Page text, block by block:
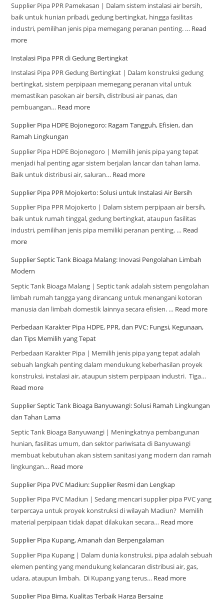
Supplier Pipa PPR Pamekasan | Dalam sistem instalasi air bersih,
baik untuk hunian pribadi, gedung bertingkat, hingga fasilitas
industri, pemilihan jenis pipa memegang peranan penting. … Read
more
Instalasi Pipa PPR di Gedung Bertingkat
Instalasi Pipa PPR Gedung Bertingkat | Dalam konstruksi gedung
bertingkat, sistem perpipaan memegang peranan vital untuk
memastikan pasokan air bersih, distribusi air panas, dan
pembuangan… Read more
Supplier Pipa HDPE Bojonegoro: Ragam Tangguh, Efisien, dan
Ramah Lingkungan
Supplier Pipa HDPE Bojonegoro | Memilih jenis pipa yang tepat
menjadi hal penting agar sistem berjalan lancar dan tahan lama.
Baik untuk distribusi air, saluran… Read more
Supplier Pipa PPR Mojokerto: Solusi untuk Instalasi Air Bersih
Supplier Pipa PPR Mojokerto | Dalam sistem perpipaan air bersih,
baik untuk rumah tinggal, gedung bertingkat, ataupun fasilitas
industri, pemilihan jenis pipa memiliki peranan penting. … Read
more
Supplier Septic Tank Bioaga Malang: Inovasi Pengolahan Limbah
Modern
Septic Tank Bioaga Malang | Septic tank adalah sistem pengolahan
limbah rumah tangga yang dirancang untuk menangani kotoran
manusia dan limbah domestik lainnya secara efisien. … Read more
Perbedaan Karakter Pipa HDPE, PPR, dan PVC: Fungsi, Kegunaan,
dan Tips Memilih yang Tepat
Perbedaan Karakter Pipa | Memilih jenis pipa yang tepat adalah
sebuah langkah penting dalam mendukung keberhasilan proyek
konstruksi, instalasi air, ataupun sistem perpipaan industri. Tiga…
Read more
Supplier Septic Tank Bioaga Banyuwangi: Solusi Ramah Lingkungan
dan Tahan Lama
Septic Tank Bioaga Banyuwangi | Meningkatnya pembangunan
hunian, fasilitas umum, dan sektor pariwisata di Banyuwangi
membuat kebutuhan akan sistem sanitasi yang modern dan ramah
lingkungan… Read more
Supplier Pipa PVC Madiun: Supplier Resmi dan Lengkap
Supplier Pipa PVC Madiun | Sedang mencari supplier pipa PVC yang
terpercaya untuk proyek konstruksi di wilayah Madiun? Memilih
material perpipaan tidak dapat dilakukan secara… Read more
Supplier Pipa Kupang, Amanah dan Berpengalaman
Supplier Pipa Kupang | Dalam dunia konstruksi, pipa adalah sebuah
elemen penting yang mendukung kelancaran distribusi air, gas,
udara, ataupun limbah. Di Kupang yang terus… Read more
Supplier Pipa Bima, Kualitas Terbaik Harga Bersaing